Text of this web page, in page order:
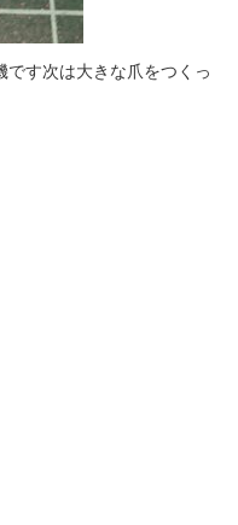
す次は大きな爪をつくっ